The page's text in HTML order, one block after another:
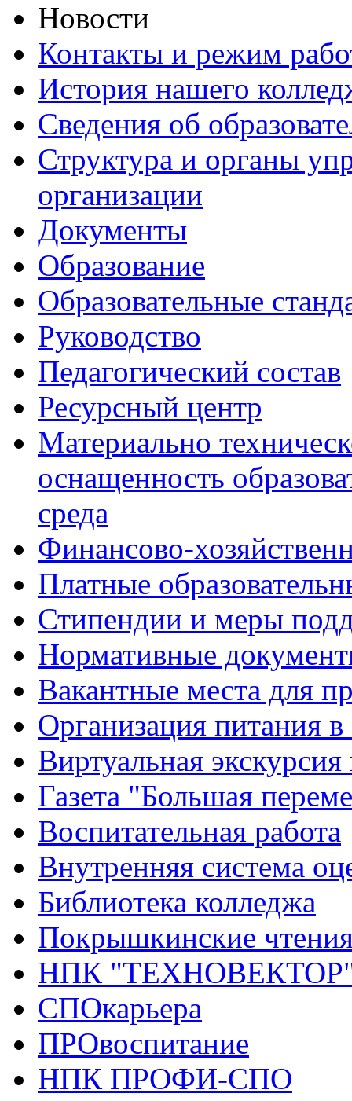
Новости
Контакты и режим
История нашего
Сведения об
Структура и органы
организации
Документы
Образование
Образовательные
Руководство
Педагогический состав
Ресурсный центр
Материально
оснащенность
среда
Финансово-
Платные
Стипендии и меры
Нормативные
Вакантные места для
Организация питания в
Виртуальная
Газета "Большая
Воспитательная работа
Внутренняя система
Библиотека колледжа
Покрышкинские
НПК
СПОкарьера
ПРОвоспитание
НПК ПРОФИ-СПО